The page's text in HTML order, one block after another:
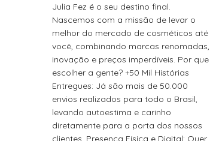
Julia Fez é o seu destino final.
Nascemos com a missão de levar o
melhor do mercado de cosméticos até
você, combinando marcas renomadas,
inovação e preços imperdíveis. Por que
escolher a gente? +50 Mil Histórias
Entregues: Já são mais de 50.000
envios realizados para todo o Brasil,
levando autoestima e carinho
diretamente para a porta dos nossos
clientes. Presença Física e Digital: Quer